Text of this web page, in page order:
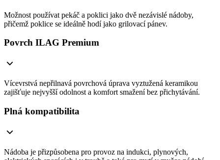
Možnost používat pekáč a poklici jako dvě nezávislé nádoby,
přičemž poklice se ideálně hodí jako grilovací pánev.
Povrch ILAG Premium
Vícevrstvá nepřilnavá povrchová úprava vyztužená keramikou
zajišťuje nejvyšší odolnost a komfort smažení bez přichytávání.
Plná kompatibilita
Nádoba je přizpůsobena pro provoz na indukci, plynových,